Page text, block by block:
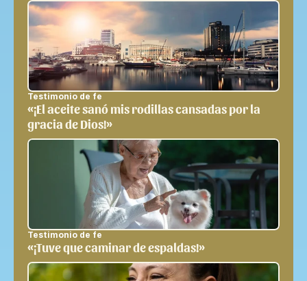
Testimonio de fe
«¡El aceite sanó mis rodillas cansadas por la
gracia de Dios!»
Testimonio de fe
«¡Tuve que caminar de espaldas!»